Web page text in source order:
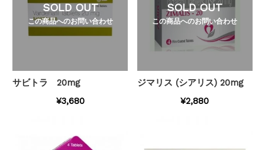
SOLD OUT
この商品へのお問い合わせ
サビトラ 20mg
¥3,680
SOLD OUT
この商品へのお問い合わせ
ジマリス (シアリス) 20mg
¥2,880